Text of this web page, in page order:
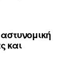
και